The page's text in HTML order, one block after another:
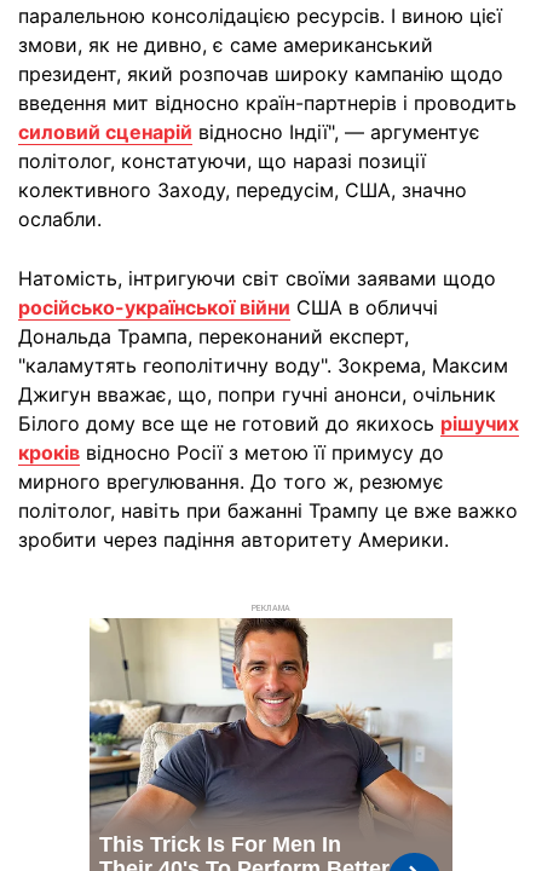
паралельною консолідацією ресурсів. І виною цієї
змови, як не дивно, є саме американський
президент, який розпочав широку кампанію щодо
введення мит відносно країн-партнерів і проводить
силовий сценарій відносно Індії", — аргументує
політолог, констатуючи, що наразі позиції
колективного Заходу, передусім, США, значно
ослабли.
Натомість, інтригуючи світ своїми заявами щодо
російсько-української війни США в обличчі
Дональда Трампа, переконаний експерт,
"каламутять геополітичну воду". Зокрема, Максим
Джигун вважає, що, попри гучні анонси, очільник
Білого дому все ще не готовий до якихось рішучих
кроків відносно Росії з метою її примусу до
мирного врегулювання. До того ж, резюмує
політолог, навіть при бажанні Трампу це вже важко
зробити через падіння авторитету Америки.
РЕКЛАМА